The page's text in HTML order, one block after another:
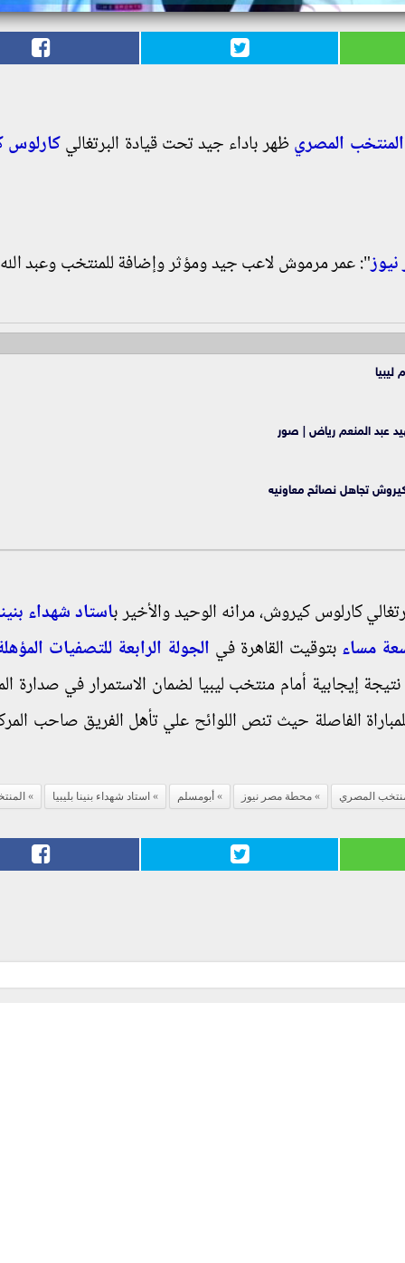
المنتخب المصريظهر باداء جيد تحت قيادة البرتغالي
": عمر مرموش لاعب جيد ومؤثر وإضافة للمنتخب وعبد
عبد المنعم رياض | صور
تجاهل نصائح معاونيه
كارلوس كيروش، مرانه الوحيد والأخير باستاد شهداء
مساء بتوقيت القاهرة في الجولة الرابعة للتصفيات
نتيجة إيجابية أمام منتخب ليبيا لضمان الاستمرار في صدارة
الفاصلة حيث تنص اللوائح علي تأهل الفريق صاحب
المصري محطة مصر نيوز أبومسلم استاد شهداء بنينا بليبيا